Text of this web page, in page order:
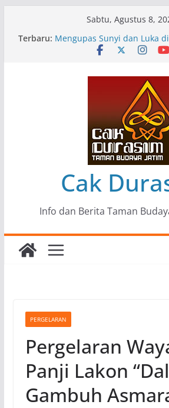
Sabtu, Agustus 8,
Terbaru: Pameran Lukisan
Kota Blitar : Ketika
Menjaga Marwah Seni dan
Kunjungan Kerja Ir.
(BHS) Anggota DPR RI ke
Pameran Tunggal 35 Karya
“Tumbang Tambang”,
Derita Pekerja Pertambangan
Cak
Info dan Berita Taman
PERGELARAN
Pergelaran
Panji Lakon
Gambuh